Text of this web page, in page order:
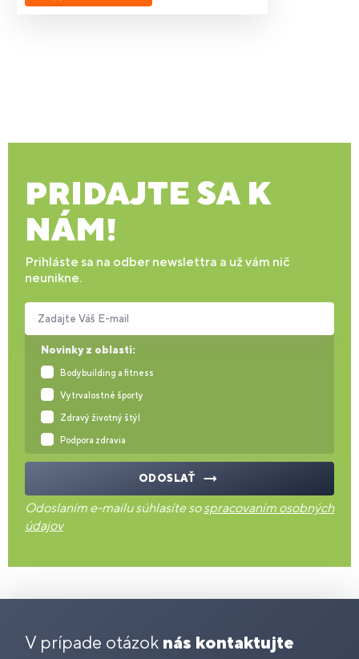
PRIDAJTE SA K
NÁM!
Prihláste sa na odber newslettra a už vám nič
neunikne.
Novinky z oblasti:
Bodybuilding a fitness
Vytrvalostné športy
Zdravý životný štýl
Podpora zdravia
Zadajte Váš E-mail
ODOSLAŤ
Odoslaním e-mailu súhlasíte sospracovaním osobných
údajov
V prípade otázok nás kontaktujte